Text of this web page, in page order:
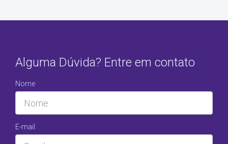
Alguma Dúvida? Entre em contato
Nome
E-mail